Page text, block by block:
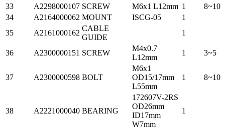
33 A2298000107 SCREW M6x1 L12mm 1
8~10
34
A2164000062 MOUNT ISCG-05
1
35
A2161000162
CABLE
GUIDE
1
36 A2300000151 SCREW
M4x0.7
L12mm
1 3~5
37 A2300000598 BOLT
M6x1
OD15/17mm
L55mm
1 8~10
38 A2221000040 BEARING
172607V-2RS
OD26mm
ID17mm
W7mm
1